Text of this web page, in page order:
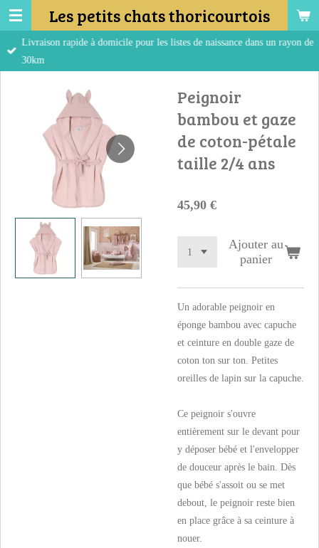
Passer
au
contenu
Les petits chats thoricourtois
Livraison rapide à domicile pour les listes de naissance dans un rayon de
30km
Peignoir
bambou et gaze
de coton-pétale
taille 2/4 ans
45,90 €
Ajouter au
panier
Un adorable peignoir en
éponge bambou avec capuche
et ceinture en double gaze de
coton ton sur ton. Petites
oreilles de lapin sur la capuche.
Ce peignoir s'ouvre
entièrement sur le devant pour
y déposer bébé et l'envelopper
de douceur après le bain. Dès
que bébé s'assoit ou se met
debout, le peignoir reste bien
en place grâce à sa ceinture à
nouer.